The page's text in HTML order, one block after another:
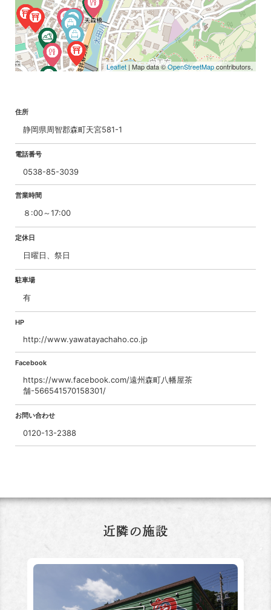
Leaflet | Map data ©OpenStreetMapcontributors,
住所
静岡県周智郡森町天宮581-1
電話番号
0538-85-3039
営業時間
８:00～17:00
定休日
日曜日、祭日
駐車場
有
HP
http://www.yawatayachaho.co.jp
Facebook
https://www.facebook.com/遠州森町八幡屋茶
舗-566541570158301/
お問い合わせ
0120-13-2388